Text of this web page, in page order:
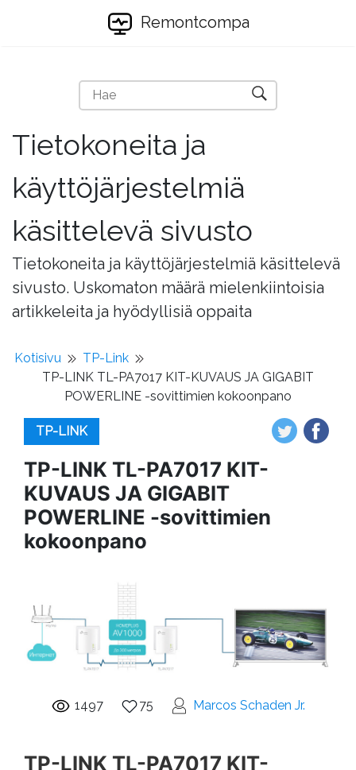
Remontcompa
Tietokoneita ja
käyttöjärjestelmiä
käsittelevä sivusto
Tietokoneita ja käyttöjärjestelmiä käsittelevä
sivusto. Uskomaton määrä mielenkiintoisia
artikkeleita ja hyödyllisiä oppaita
Kotisivu
TP-Link
TP-LINK TL-PA7017 KIT-KUVAUS JA GIGABIT
POWERLINE -sovittimien kokoonpano
TP-LINK
TP-LINK TL-PA7017 KIT-
KUVAUS JA GIGABIT
POWERLINE -sovittimien
kokoonpano
1497 75 Marcos Schaden Jr.
TP-LINK TL-PA7017 KIT-